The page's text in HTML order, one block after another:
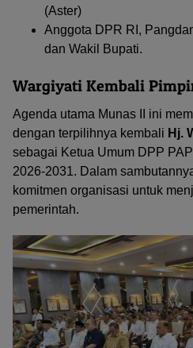
(Aster)
Anggota DPR RI,
dan Wakil Bupati.
Wargiyati Kembali
Agenda utama Munas II ini
dengan terpilihnya kembali Hj.
sebagai Ketua Umum DPP
2026-2031. Dalam
komitmen organisasi untuk
pemerintah.